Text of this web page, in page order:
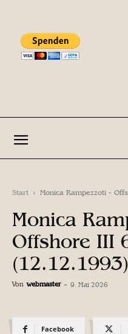
Start Monica Rampezzoti -
Monica
Offshore III
(12.12.1993)
Von webmaster - 9. Mai 2026
Facebook